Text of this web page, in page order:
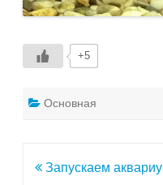
+5
Основная
Навигация
Запускаем